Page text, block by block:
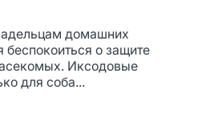
домашних
о защите
Иксодовые
для соба...